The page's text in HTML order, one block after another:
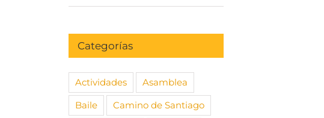
Categorías
Actividades
Asamblea
Baile
Camino de Santiago